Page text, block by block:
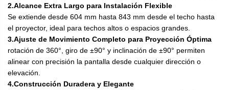
2.Alcance Extra Largo para Instalación Flexible
Se extiende desde 604 mm hasta 843 mm desde el techo hasta
el proyector, ideal para techos altos o espacios grandes.
3.Ajuste de Movimiento Completo para Proyección Óptima
rotación de 360°, giro de ±90° y inclinación de ±90° permiten
alinear con precisión la pantalla desde cualquier dirección o
elevación.
4.Construcción Duradera y Elegante